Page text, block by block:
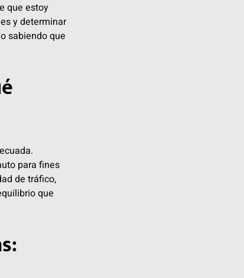
que estoy
y determinar
sabiendo que
para fines
de tráfico,
que